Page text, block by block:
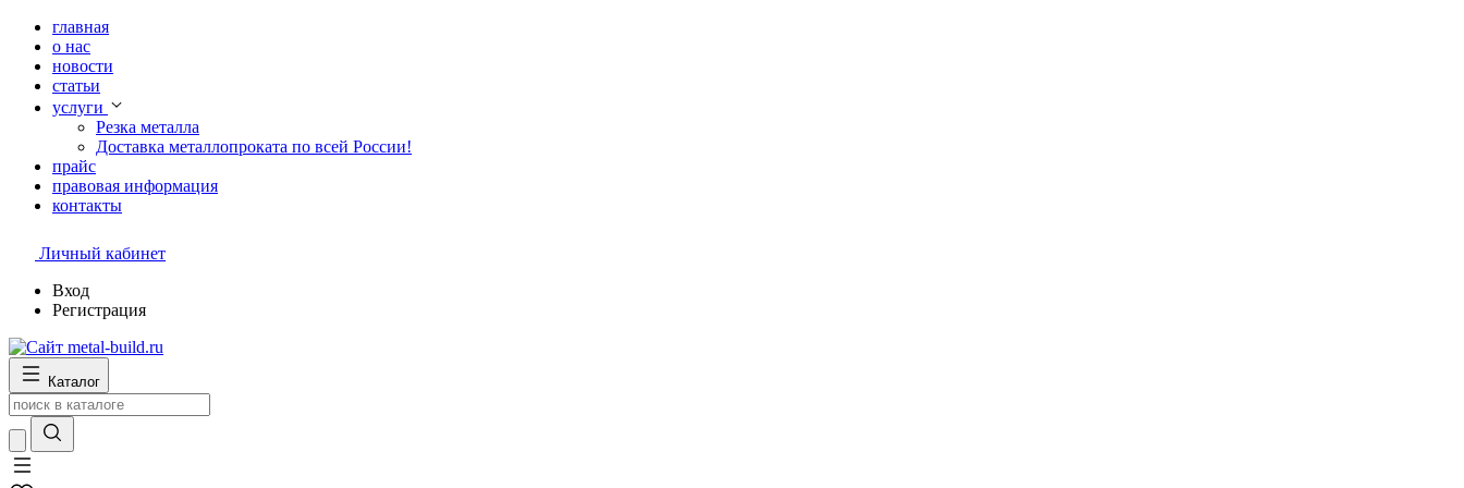
главная
о нас
новости
статьи
услуги
Резка металла
Доставка металлопроката по всей России!
прайс
правовая информация
контакты
Личный кабинет
Вход
Регистрация
Каталог